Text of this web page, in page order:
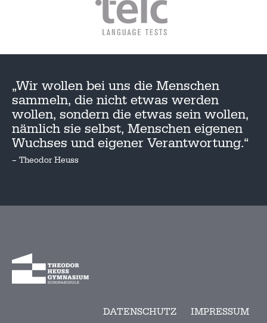
„Wir wollen bei uns die Menschen
sammeln, die nicht etwas werden
wollen, sondern die etwas sein wollen,
nämlich sie selbst, Menschen eigenen
Wuchses und eigener Verantwortung.“
– Theodor Heuss
DATENSCHUTZ IMPRESSUM